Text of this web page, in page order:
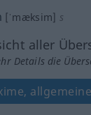
[ˈmæksim] s
aller
Details die